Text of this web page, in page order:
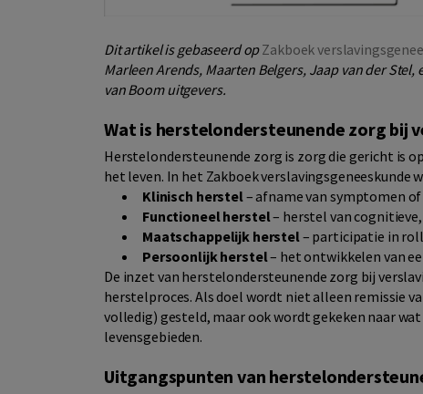
Dit artikel is gebaseerd opZakboek
Marleen Arends, Maarten Belgers, Jaap van der
van Boom uitgevers.
Wat is herstelondersteunende zorg bij
Herstelondersteunende zorg is zorg die gericht is
het leven. In het Zakboek verslavingsgeneeskunde
Klinisch herstel – afname van symptomen
Functioneel herstel– herstel van
Maatschappelijk herstel – participatie in
Persoonlijk herstel– het ontwikkelen van
De inzet van herstelondersteunende zorg bij
herstelproces. Als doel wordt niet alleen remissie
volledig) gesteld, maar ook wordt gekeken naar
levensgebieden.
Uitgangspunten van